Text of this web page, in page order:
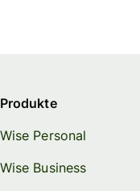
Produkte
Wise Personal
Wise Business